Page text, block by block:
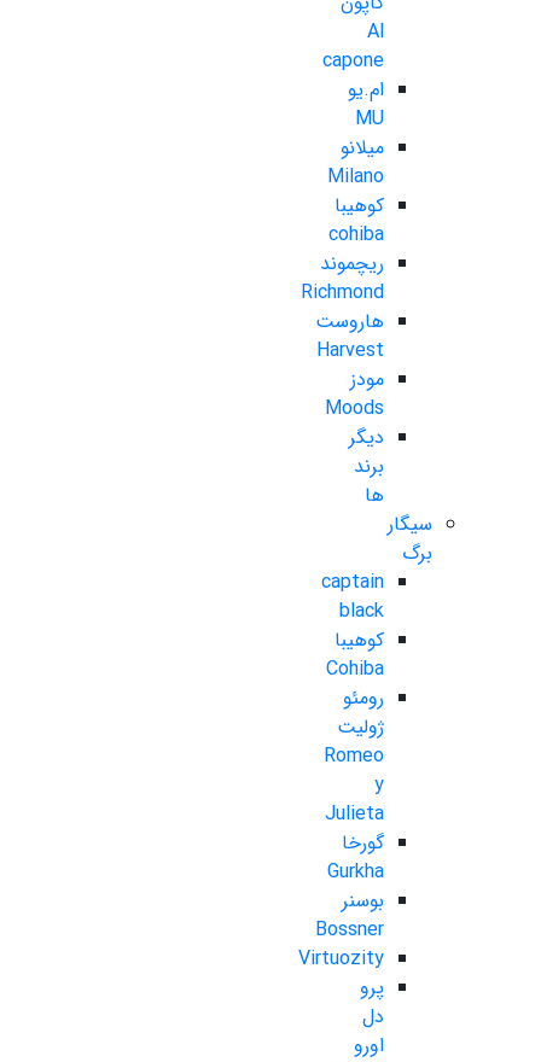
Al
capone
ام.یو
MU
میلانو
Milano
کوهیبا
cohiba
ریچموند
Richmond
هاروست
Harvest
مودز
Moods
دیگر
برند
ها
سیگار
برگ
captain
black
کوهیبا
Cohiba
رومئو
ژولیت
Romeo
y
Julieta
گورخا
Gurkha
بوسنر
Bossner
Virtuozity
پرو
دل
اورو